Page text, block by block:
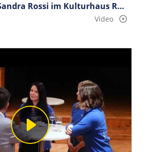
Innere Räume - Sandra Rossi im Kulturhaus Rössle
Video